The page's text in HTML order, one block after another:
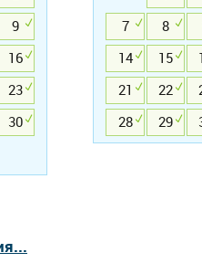
9
16
23
30
7
8
14
15
21
22
28
29